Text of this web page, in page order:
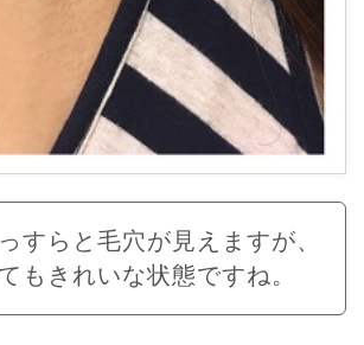
すらと毛穴が見えますが、
もきれいな状態ですね。